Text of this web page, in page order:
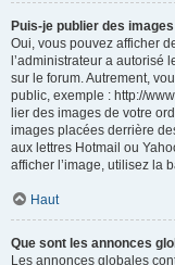
Puis-je publier des
Oui, vous pouvez afficher
l’administrateur a autorisé
sur le forum. Autrement,
public, exemple : http://
lier des images de votre
images placées derrière
aux lettres Hotmail ou
afficher l’image, utilisez la
Haut
Que sont les annonces
Les annonces globales